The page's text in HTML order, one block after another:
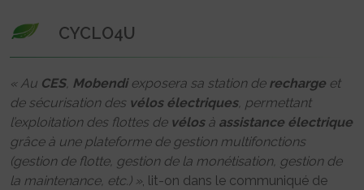
CYCLO4U
« Au CES, Mobendiexposera sa station de recharge et
de sécurisation des vélos électriques, permettant
l’exploitation des flottes de vélosà assistance électrique
grâce à une plateforme de gestion multifonctions
(gestion de flotte, gestion de la monétisation, gestion de
la maintenance, etc.) », lit-on dans le communiqué de